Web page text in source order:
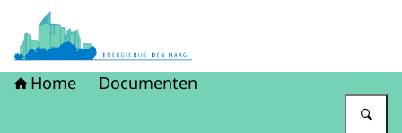
Naar de homepage van Energierijk Den Haag
Home Documenten